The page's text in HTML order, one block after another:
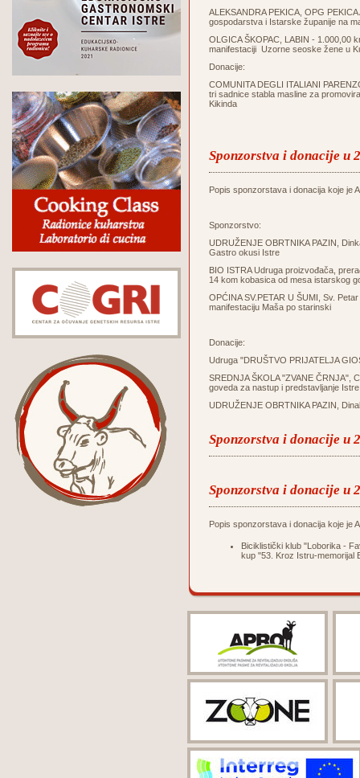
ALEKSANDRA PEKICA, OPG
gospodarstva i Istarske županije na
OLGICA ŠKOPAC, LABIN - 1.000,00
manifestaciji Uzorne seoske žene u
Donacije:
COMUNITA DEGLI ITALIANI
tri sadnice stabla masline za
Kikinda
Sponzorstva i donacije u
Popis sponzorstava i donacija koje je
Sponzorstvo:
UDRUŽENJE OBRTNIKA PAZIN,
Gastro okusi Istre
BIO ISTRA Udruga proizvođača,
14 kom kobasica od mesa istarskog
OPĆINA SV.PETAR U ŠUMI, Sv.
manifestaciju Maša po starinski
Donacije:
Udruga "DRUŠTVO PRIJATELJA
SREDNJA ŠKOLA "ZVANE ČRNJA",
goveda za nastup i predstavljanje
UDRUŽENJE OBRTNIKA PAZIN,
Sponzorstva i donacije u
Sponzorstva i donacije u
Popis sponzorstava i donacija koje je
Biciklistički klub "Loborika -
kup "53. Kroz Istru-memorijal